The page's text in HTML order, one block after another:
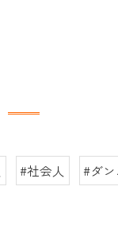
#社会人 #ダ